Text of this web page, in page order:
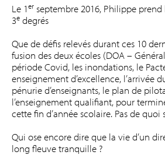
Le 1er septembre 2016, Philippe
3e degrés
Que de défis relevés durant ces 10
fusion des deux écoles (DOA –
période Covid, les inondations, le
enseignement d’excellence, l’arrivée
pénurie d’enseignants, le plan de
l’enseignement qualifiant, pour
cette fin d’année scolaire. Pas de quoi
Qui ose encore dire que la vie d’un
long fleuve tranquille ?